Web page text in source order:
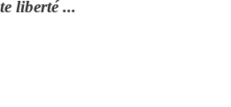
liberté ...